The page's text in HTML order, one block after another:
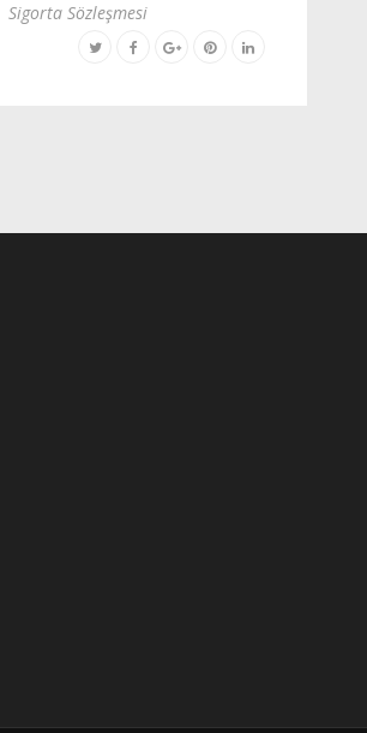
Sigorta Sözleşmesi